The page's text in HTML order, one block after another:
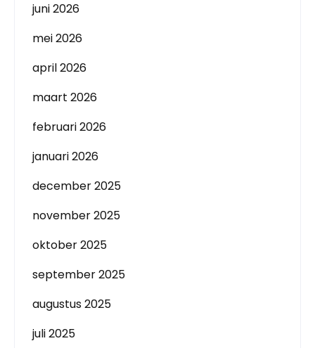
juni 2026
mei 2026
april 2026
maart 2026
februari 2026
januari 2026
december 2025
november 2025
oktober 2025
september 2025
augustus 2025
juli 2025